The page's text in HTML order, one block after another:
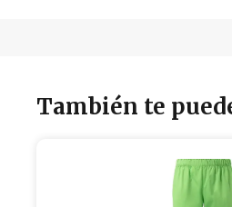
También te